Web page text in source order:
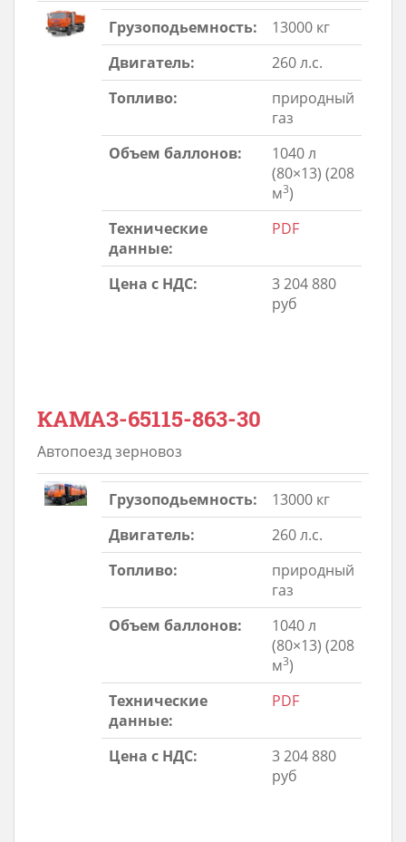
Грузоподьемность:
13000 кг
Двигатель:
260 л.с.
Топливо:
природный
газ
Объем баллонов:
1040 л
(80×13) (208
м3)
Технические
данные:
PDF
Цена с НДС:
3 204 880
руб
КАМАЗ-65115-863-30
Автопоезд зерновоз
Грузоподьемность:
13000 кг
Двигатель:
260 л.с.
Топливо:
природный
газ
Объем баллонов:
1040 л
(80×13) (208
м3)
Технические
данные:
PDF
Цена с НДС:
3 204 880
руб